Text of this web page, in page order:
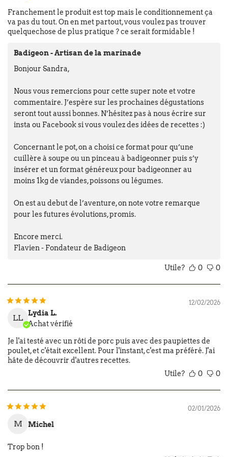
Franchement le produit est top mais le conditionnement ça
va pas du tout. On en met partout, vous voulez pas trouver
quelquechose de plus pratique ? ce serait formidable !
Badigeon - Artisan de la marinade
Bonjour Sandra,
Nous vous remercions pour cette super note et votre
commentaire. J’espère sur les prochaines dégustations
seront tout aussi bonnes. N’hésitez pas à nous écrire sur
insta ou Facebook si vous voulez des idées de recettes :)
Concernant le pot, on a choisi ce format pour qu’une
cuillère à soupe ou un pinceau à badigeonner puis s’y
insérer et un format généreux pour badigeonner au
moins 1kg de viandes, poissons ou légumes.
On est au debut de l’aventure, on note votre remarque
pour les futures évolutions, promis.
Encore merci.
Flavien - Fondateur de Badigeon
Utile? 0 0
12/02/2026
LL
Lydia L.
Achat vérifié
Je l'ai testé avec un rôti de porc puis avec des paupiettes de
poulet, et c'était excellent. Pour l'instant, c'est ma préféré. J'ai
hâte de découvrir d'autres recettes.
Utile?
0 0
02/01/2026
M Michel
Trop bon !